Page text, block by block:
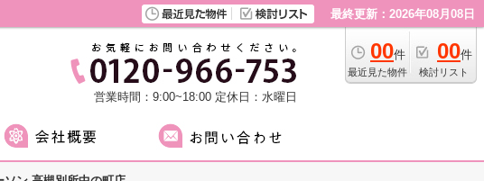
最終更新：2026年08月08日
00件
最近見た物件
00件
検討リスト
営業時間：9:00~18:00 定休日：水曜日